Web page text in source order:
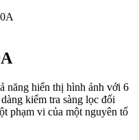
năng hiển thị hình ảnh với 6
kiểm tra sàng lọc đối
phạm vi của một nguyên tố